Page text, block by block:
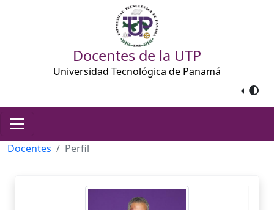
Docentes de la UTP
Universidad Tecnológica de Panamá
Docentes Perfil